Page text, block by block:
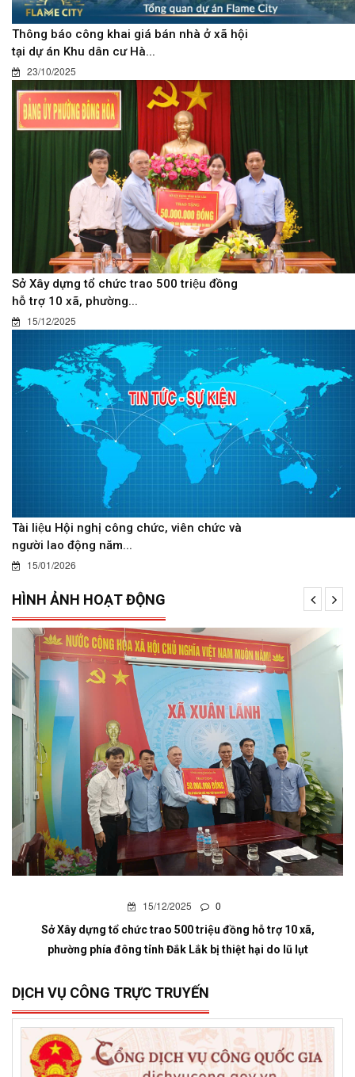
Thông báo công khai giá bán nhà ở xã hội
tại dự án Khu dân cư Hà...
23/10/2025
Sở Xây dựng tổ chức trao 500 triệu đồng
hỗ trợ 10 xã, phường...
15/12/2025
Tài liệu Hội nghị công chức, viên chức và
người lao động năm...
15/01/2026
HÌNH ẢNH HOẠT ĐỘNG
15/12/2025 0
Sở Xây dựng tổ chức trao 500 triệu đồng hỗ trợ 10 xã,
phường phía đông tỉnh Đắk Lắk bị thiệt hại do lũ lụt
DỊCH VỤ CÔNG TRỰC TRUYẾN